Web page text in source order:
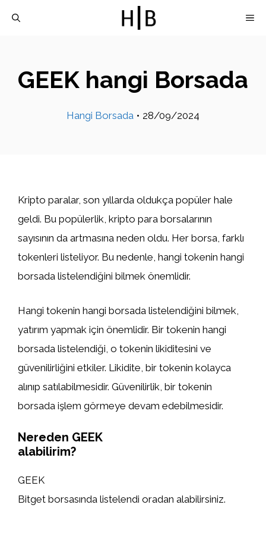
GEEK hangi Borsada
Hangi Borsada • 28/09/2024
Kripto paralar, son yıllarda oldukça popüler hale
geldi. Bu popülerlik, kripto para borsalarının
sayısının da artmasına neden oldu. Her borsa, farklı
tokenleri listeliyor. Bu nedenle, hangi tokenin hangi
borsada listelendiğini bilmek önemlidir.
Hangi tokenin hangi borsada listelendiğini bilmek,
yatırım yapmak için önemlidir. Bir tokenin hangi
borsada listelendiği, o tokenin likiditesini ve
güvenilirliğini etkiler. Likidite, bir tokenin kolayca
alınıp satılabilmesidir. Güvenilirlik, bir tokenin
borsada işlem görmeye devam edebilmesidir.
Nereden GEEK
alabilirim?
GEEK
Bitget borsasında listelendi oradan alabilirsiniz.